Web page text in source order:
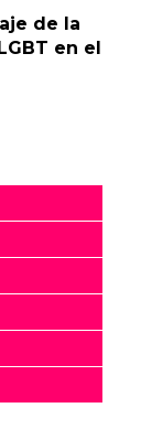
de la
en el